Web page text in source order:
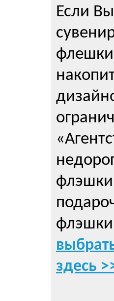
Если
флэшки
здесь